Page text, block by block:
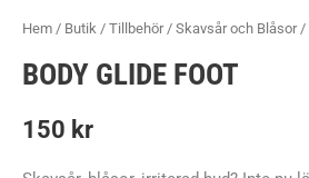
Hem / Butik / Tillbehör/ Skavsår och Blåsor/
BODY GLIDE FOOT
150 kr